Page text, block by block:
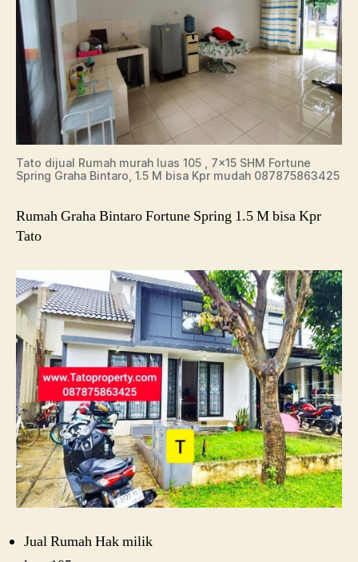
Tato dijual Rumah murah luas 105 , 7×15 SHM Fortune
Spring Graha Bintaro, 1.5 M bisa Kpr mudah 087875863425
Rumah Graha Bintaro Fortune Spring 1.5 M bisa Kpr
Tato
Jual Rumah Hak milik